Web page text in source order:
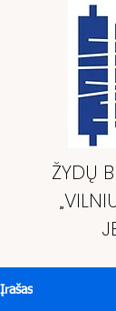
ŽYDŲ
Įrašas